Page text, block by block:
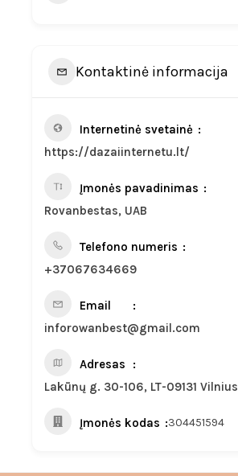
Kontaktinė informacija
Internetinė svetainė
https://dazaiinternetu.lt/
Įmonės pavadinimas
Rovanbestas, UAB
Telefono numeris
+37067634669
Email
inforowanbest@gmail.com
Adresas
Lakūnų g. 30-106, LT-09131 Vilnius
Įmonės kodas 304451594